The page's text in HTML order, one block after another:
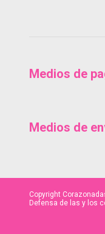
Medios de
Medios de
Copyright
Defensa de las y los